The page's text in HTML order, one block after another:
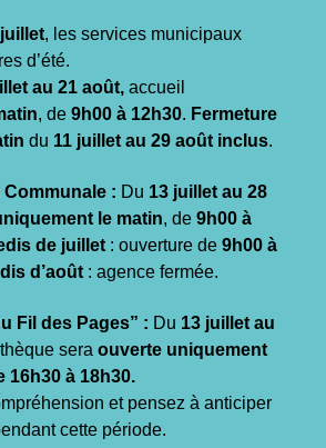
, les services municipaux
d’été.
au 21 août, accueil
, de 9h00 à 12h30. Fermeture
du 11 juillet au 29 août inclus.
: Du 13 juillet au 28
le matin, de 9h00 à
de juillet : ouverture de 9h00 à
d’août : agence fermée.
Fil des Pages” : Du 13 juillet au
sera ouverte uniquement
16h30 à 18h30.
et pensez à anticiper
cette période.